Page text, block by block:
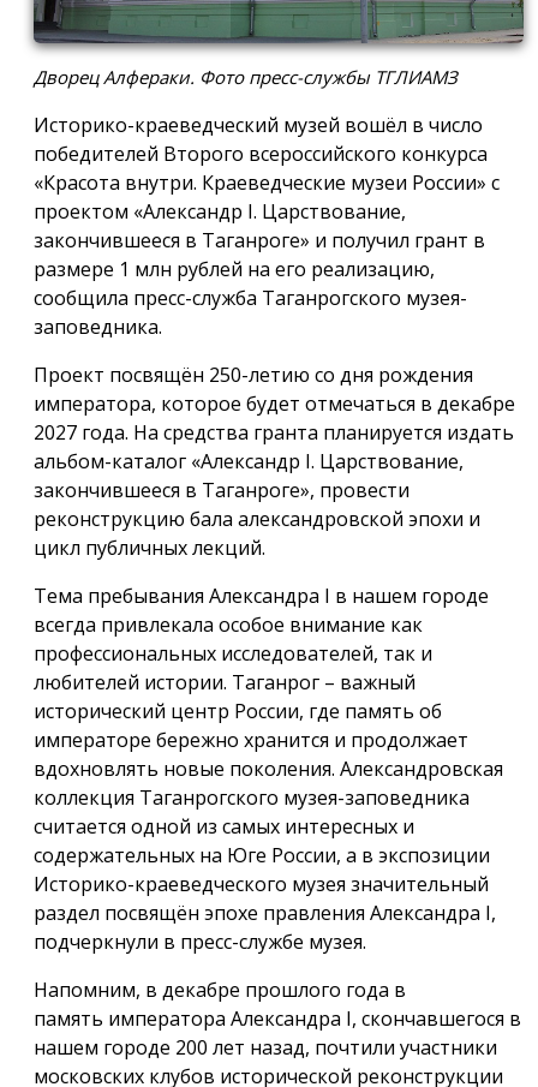
Дворец Алфераки. Фото пресс-службы ТГЛИАМЗ
Историко-краеведческий музей вошёл в число
победителей Второго всероссийского конкурса
«Красота внутри. Краеведческие музеи России» с
проектом «Александр I. Царствование,
закончившееся в Таганроге» и получил грант в
размере 1 млн рублей на его реализацию,
сообщила пресс-служба Таганрогского музея-
заповедника.
Проект посвящён 250-летию со дня рождения
императора, которое будет отмечаться в декабре
2027 года. На средства гранта планируется издать
альбом-каталог «Александр I. Царствование,
закончившееся в Таганроге», провести
реконструкцию бала александровской эпохи и
цикл публичных лекций.
Тема пребывания Александра I в нашем городе
всегда привлекала особое внимание как
профессиональных исследователей, так и
любителей истории. Таганрог – важный
исторический центр России, где память об
императоре бережно хранится и продолжает
вдохновлять новые поколения. Александровская
коллекция Таганрогского музея-заповедника
считается одной из самых интересных и
содержательных на Юге России, а в экспозиции
Историко-краеведческого музея значительный
раздел посвящён эпохе правления Александра I,
подчеркнули в пресс-службе музея.
Напомним, в декабре прошлого года в
память императора Александра I, скончавшегося в
нашем городе 200 лет назад, почтили участники
московских клубов исторической реконструкции